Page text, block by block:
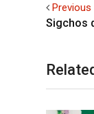
Previous
Sigchos